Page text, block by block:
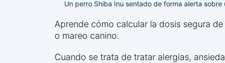
Un perro Shiba Inu sentado de forma alerta
Aprende cómo calcular la dosis segura
o mareo canino.
Cuando se trata de tratar alergias,